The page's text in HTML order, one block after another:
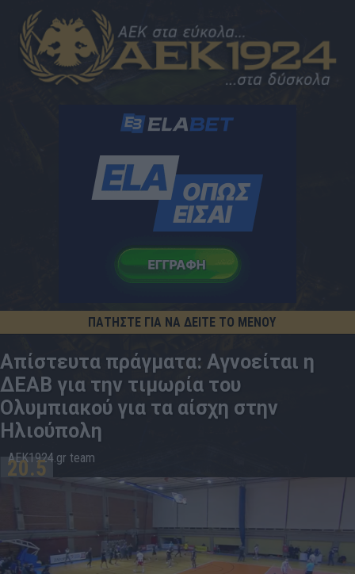
ΠΑΤΗΣΤΕ ΓΙΑ ΝΑ ΔΕΙΤΕ ΤΟ ΜΕΝΟΥ
20.5
Απίστευτα πράγματα: Αγνοείται η
ΔΕΑΒ για την τιμωρία του
Ολυμπιακού για τα αίσχη στην
Ηλιούπολη
AEK1924.gr team